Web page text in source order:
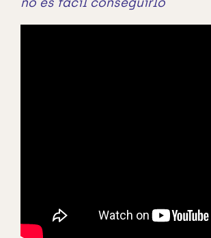
no es fácil conseguirlo